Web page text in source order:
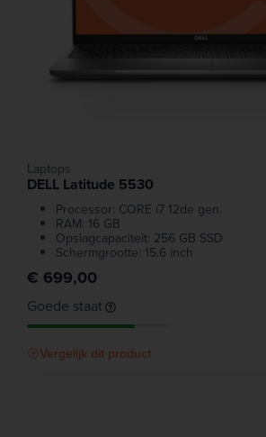
Laptops
DELL Latitude 5530
Processor: CORE i7 12de gen.
RAM: 16 GB
Opslagcapaciteit: 256 GB SSD
Schermgrootte: 15.6 inch
€ 699,00
Goede staat
Vergelijk dit product